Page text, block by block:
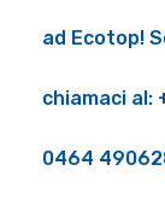
ad Ecotop!
chiamaci al:
0464